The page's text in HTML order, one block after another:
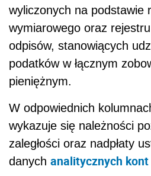
wyliczonych na podstawie
wymiarowego oraz
odpisów, stanowiących
podatków w łącznym
pieniężnym.
W odpowiednich
wykazuje się należności
zaległości oraz nadpłaty
danych analitycznych